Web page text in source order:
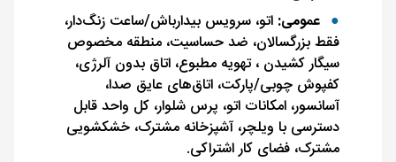
عمومی: اتو، سرویس بیدارباش/ساعت زنگ‌دار،
فقط بزرگسالان، ضد حساسیت، منطقه مخصوص
سیگار کشیدن ، تهویه مطبوع، اتاق بدون آلرژی،
کفپوش چوبی/پارکت، اتاق‌های عایق صدا،
آسانسور، امکانات اتو، پرس شلوار، کل واحد قابل
دسترسی با ویلچر، آشپزخانه مشترک، خشکشویی
مشترک، فضای کار اشتراکی.